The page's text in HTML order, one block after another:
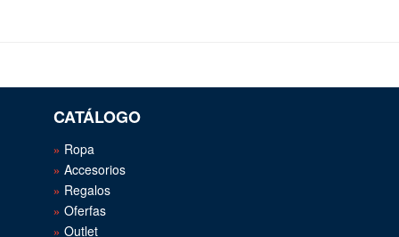
CATÁLOGO
Ropa
Accesorios
Regalos
Oferfas
Outlet